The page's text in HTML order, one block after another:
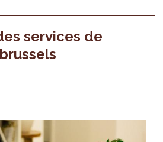
services de